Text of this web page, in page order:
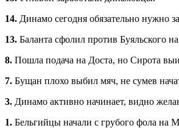
14. Динамо сегодня обязательно нужно
13. Баланта сфолил против Буяльского
8. Пошла подача на Доста, но Сирота
7. Бущан плохо выбил мяч, не сумев
3. Динамо активно начинает, видно
1. Бельгийцы начали с грубого фола на